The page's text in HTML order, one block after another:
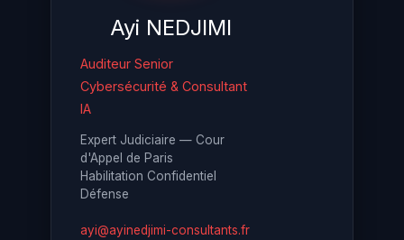
Ayi NEDJIMI
Auditeur Senior
Cybersécurité & Consultant
IA
Expert Judiciaire — Cour
d'Appel de Paris
Habilitation Confidentiel
Défense
ayi@ayinedjimi-consultants.fr